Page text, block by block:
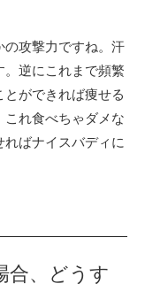
の攻撃力ですね。汗
逆にこれまで頻繁
ができれば痩せる
れ食べちゃダメな
ばナイスバディに
合、どうす